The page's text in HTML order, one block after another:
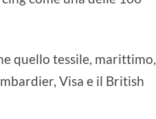
quello tessile, marittimo,
Visa e il British